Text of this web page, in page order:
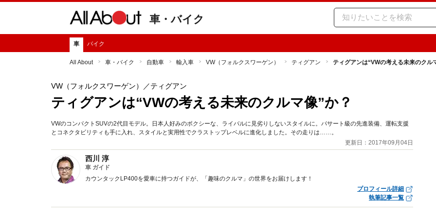
車・バイク
車 バイク
All About 車・バイク 自動車 輸入車 VW（フォルクスワーゲン） ティグアン ティグアンは“VWの考える未来のクル
VW（フォルクスワーゲン） ／ティグアン
ティグアンは“VWの考える未来のクルマ像”か？
VWのコンパクトSUVの2代目モデル。日本人好みのボクシーな、ライバルに見劣りしないスタイルに。パサート級の先進装備、運転支援
とコネクタビリティも手に入れ、スタイルと実用性でクラストップレベルに進化しました。その走りは……。
更新日：2017年09月04日
西川 淳
車 ガイド
カウンタックLP400を愛車に持つガイドが、「趣味のクルマ」の世界をお届けします！
プロフィール詳細
執筆記事一覧